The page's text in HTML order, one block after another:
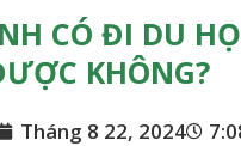
CÓ ĐI DU
KHÔNG?
Tháng 8 22, 2024